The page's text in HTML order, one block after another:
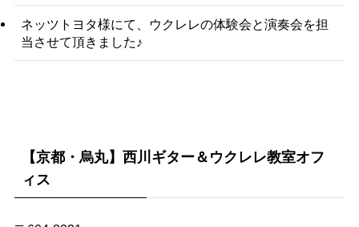
ネッツトヨタ様にて、ウクレレの体験会と演奏会を担
当させて頂きました♪
【京都・烏丸】西川ギター＆ウクレレ教室オフ
ィス